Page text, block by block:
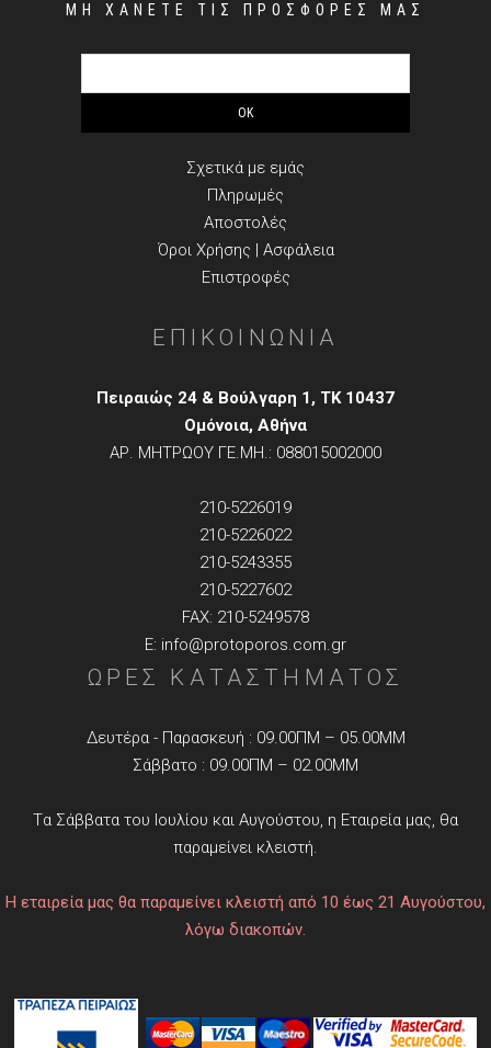
ΜΗ ΧΑΝΕΤΕ ΤΙΣ ΠΡΟΣΦΟΡΕΣ ΜΑΣ
ΠΛΗΡΟΦΟΡΙΕΣ
Σχετικά με εμάς
Πληρωμές
Αποστολές
Όροι Χρήσης | Ασφάλεια
Επιστροφές
ΕΠΙΚΟΙΝΩΝΙΑ
Πειραιώς 24 & Βούλγαρη 1, TK 10437
Ομόνοια, Αθήνα
ΑΡ. ΜΗΤΡΩΟΥ ΓΕ.ΜΗ.: 088015002000
210-5226019
210-5226022
210-5243355
210-5227602
FAX: 210-5249578
E: info@protoporos.com.gr
ΩΡΕΣ ΚΑΤΑΣΤΗΜΑΤΟΣ
Δευτέρα - Παρασκευή : 09.00ΠΜ – 05.00ΜΜ
Σάββατο : 09.00ΠΜ – 02.00ΜΜ
Tα Σάββατα του Ιουλίου και Αυγούστου, η Εταιρεία μας, θα
παραμείνει κλειστή.
Η εταιρεία μας θα παραμείνει κλειστή από 10 έως 21 Αυγούστου,
λόγω διακοπών.